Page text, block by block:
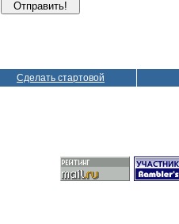
Сделать стартовой